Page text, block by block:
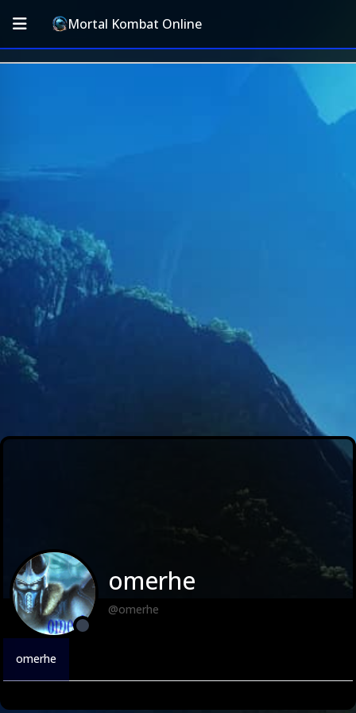
Mortal Kombat Online
omerhe
@omerhe
omerhe